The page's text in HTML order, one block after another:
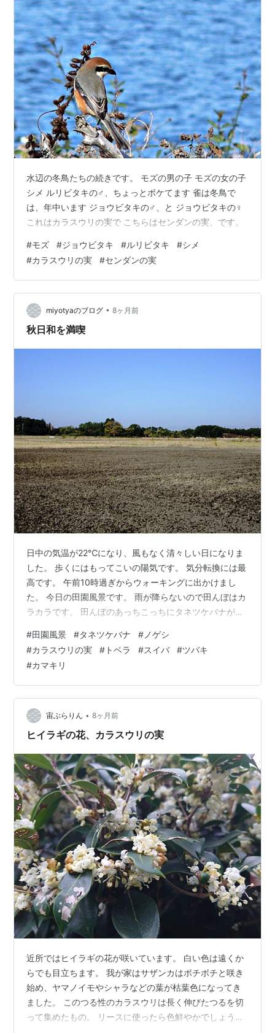
水辺の冬鳥たちの続きです。 モズの男の子 モズの女の子
シメ ルリビタキの♂、ちょっとボケてます 雀は冬鳥で
は、年中います ジョウビタキの♂、と ジョウビタキの♀
これはカラスウリの実で こちらはセンダンの実、です。
#モズ #ジョウビタキ #ルリビタキ #シメ
#カラスウリの実 #センダンの実
miyotyaのブログ • 8ヶ月前
秋日和を満喫
日中の気温が22℃になり、風もなく清々しい日になりま
した。 歩くにはもってこいの陽気です。 気分転換には最
高です。 午前10時過ぎからウォーキングに出かけまし
た。 今日の田園風景です。 雨が降らないので田んぼはカ
ラカラです。 田んぼのあっちこっちにタネツケバナが咲
ケバナが咲くと農家では種もみを冷やす習慣がありまし
た。 農道の縁にノゲシが咲いております。 花の少ない今
の時期、ノゲシが一番元気です。 枯れ草が生い茂ってい
る中に、太陽に照らされて真っ赤なカラスウリの実が輝
いでいました。 林の縁に、トベラの赤い実が顔をのぞか
せていてきれいでした。 農…
#田園風景 #タネツケバナ # ノゲシ
#カラスウリの実 # トベラ #スイバ #ツバキ
#カマキリ
宙ぶらりん • 8ヶ月前
ヒイラギの花、カラスウリの実
近所ではヒイラギの花が咲いています。 白い色は遠くか
らでも目立ちます。 我が家はサザンカはボチボチと咲き
始め、ヤマノイモやシャラなどの葉が枯葉色になってき
ました。 このつる性のカラスウリは長く伸びたつるを切
って集めたもの。 リースに使ったら色鮮やかでしょう